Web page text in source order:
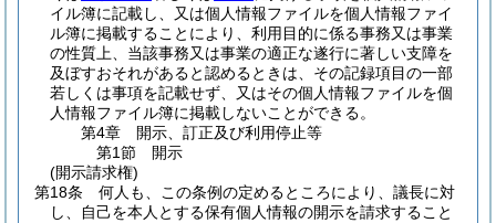
イル簿に記載し、又は個人情報ファイルを個人情報ファイ
ル簿に掲載することにより、利用目的に係る事務又は事業
の性質上、当該事務又は事業の適正な遂行に著しい支障を
及ぼすおそれがあると認めるときは、その記録項目の一部
若しくは事項を記載せず、又はその個人情報ファイルを個
人情報ファイル簿に掲載しないことができる。
第4章
開示、訂正及び利用停止等
第1節
開示
(開示請求権)
第18条
何人も、この条例の定めるところにより、議長に対
し、自己を本人とする保有個人情報の開示を請求すること